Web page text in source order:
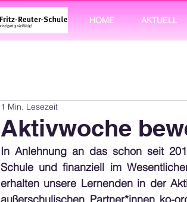
HOME AKTUELL
Aktivwoche
1 Min. Lesezeit
In Anlehnung an das schon seit
Schule und finanziell im
erhalten unsere Lernenden in der